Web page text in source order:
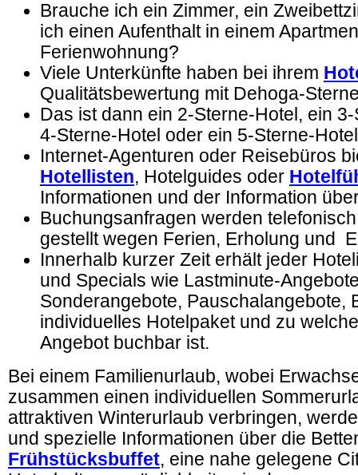
Brauche ich ein Zimmer, ein
ich einen Aufenthalt in einem
Ferienwohnung?
Viele Unterkünfte haben bei ihrem
Qualitätsbewertung mit Dehoga-
Das ist dann ein 2-Sterne-Hotel, ein
4-Sterne-Hotel oder ein 5-Sterne-
Internet-Agenturen oder Reisebüros
Hotellisten, Hotelguides oder
Informationen und der Information
Buchungsanfragen werden
gestellt wegen Ferien, Erholung und
Innerhalb kurzer Zeit erhält jeder
und Specials wie Lastminute-
Sonderangebote, Pauschalangebote,
individuelles Hotelpaket und zu
Angebot buchbar ist.
Bei einem Familienurlaub, wobei
zusammen einen individuellen
attraktiven Winterurlaub verbringen,
und spezielle Informationen über die
Frühstücksbuffet, eine nahe gelegene